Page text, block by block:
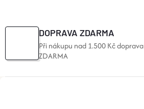
DOPRAVA ZDARMA
Při nákupu nad 1.500 Kč doprava
ZDARMA